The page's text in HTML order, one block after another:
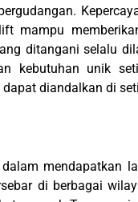
mampu
ditangani selalu
kebutuhan unik
diandalkan di
mendapatkan
di berbagai